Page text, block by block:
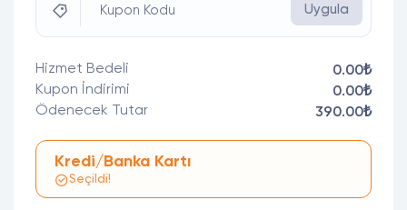
Kupon Kodu Uygula
Hizmet Bedeli
0.00₺
Kupon İndirimi
0.00₺
Ödenecek Tutar
390.00₺
Kredi/Banka Kartı
Seçildi!